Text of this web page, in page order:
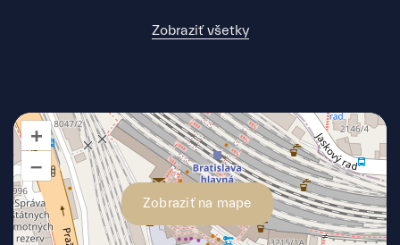
Zobraziť všetky
Zobraziť na mape
+
–